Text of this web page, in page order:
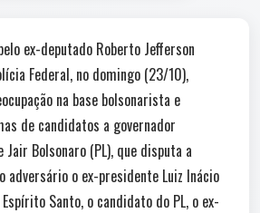
ex-deputado Roberto Jefferson
Federal, no domingo (23/10),
na base bolsonarista e
de candidatos a governador
Bolsonaro (PL), que disputa a
adversário o ex-presidente Luiz Inácio
Santo, o candidato do PL, o ex-